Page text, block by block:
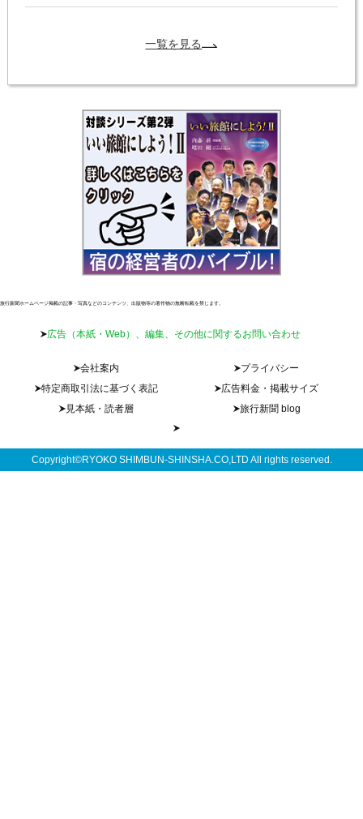
一覧を見る
旅行新聞ホームページ掲載の記事・写真などのコンテンツ、出版物等の著作物の無断転載を禁じます。
広告（本紙・Web）、編集、その他に関するお問い合わせ
会社案内
プライバシー
特定商取引法に基づく表記
広告料金・掲載サイズ
見本紙・読者層
旅行新聞 blog
Copyright©RYOKO SHIMBUN-SHINSHA.CO,LTD All rights reserved.